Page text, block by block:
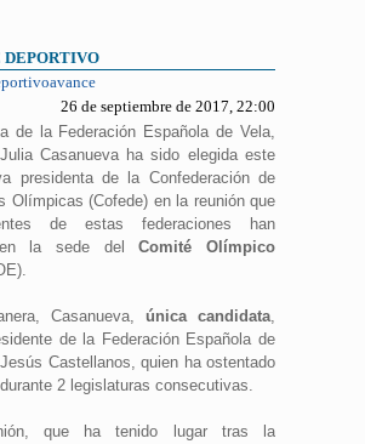
DEPORTIVO
26 de septiembre de 2017, 22:00
de la Federación Española de Vela,
Casanueva ha sido elegida este
presidenta de la Confederación de
Olímpicas (Cofede) en la reunión que
de estas federaciones han
en la sede delComité Olímpico
Casanueva, única candidata,
de la Federación Española de
Castellanos, quien ha ostentado
2 legislaturas consecutivas.
que ha tenido lugar tras la